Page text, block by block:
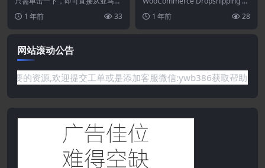
Affiliate for WooCommerc
e 4.11.0
逊、Aliexpress、eBay、沃尔玛和
其他 1...
1 年前 33
e 5.2.0
在让 Dropshippin...
1 年前 28
网站滚动公告
没有你需要的资源,欢迎提交工单或是添加客服微信:ywb386获取